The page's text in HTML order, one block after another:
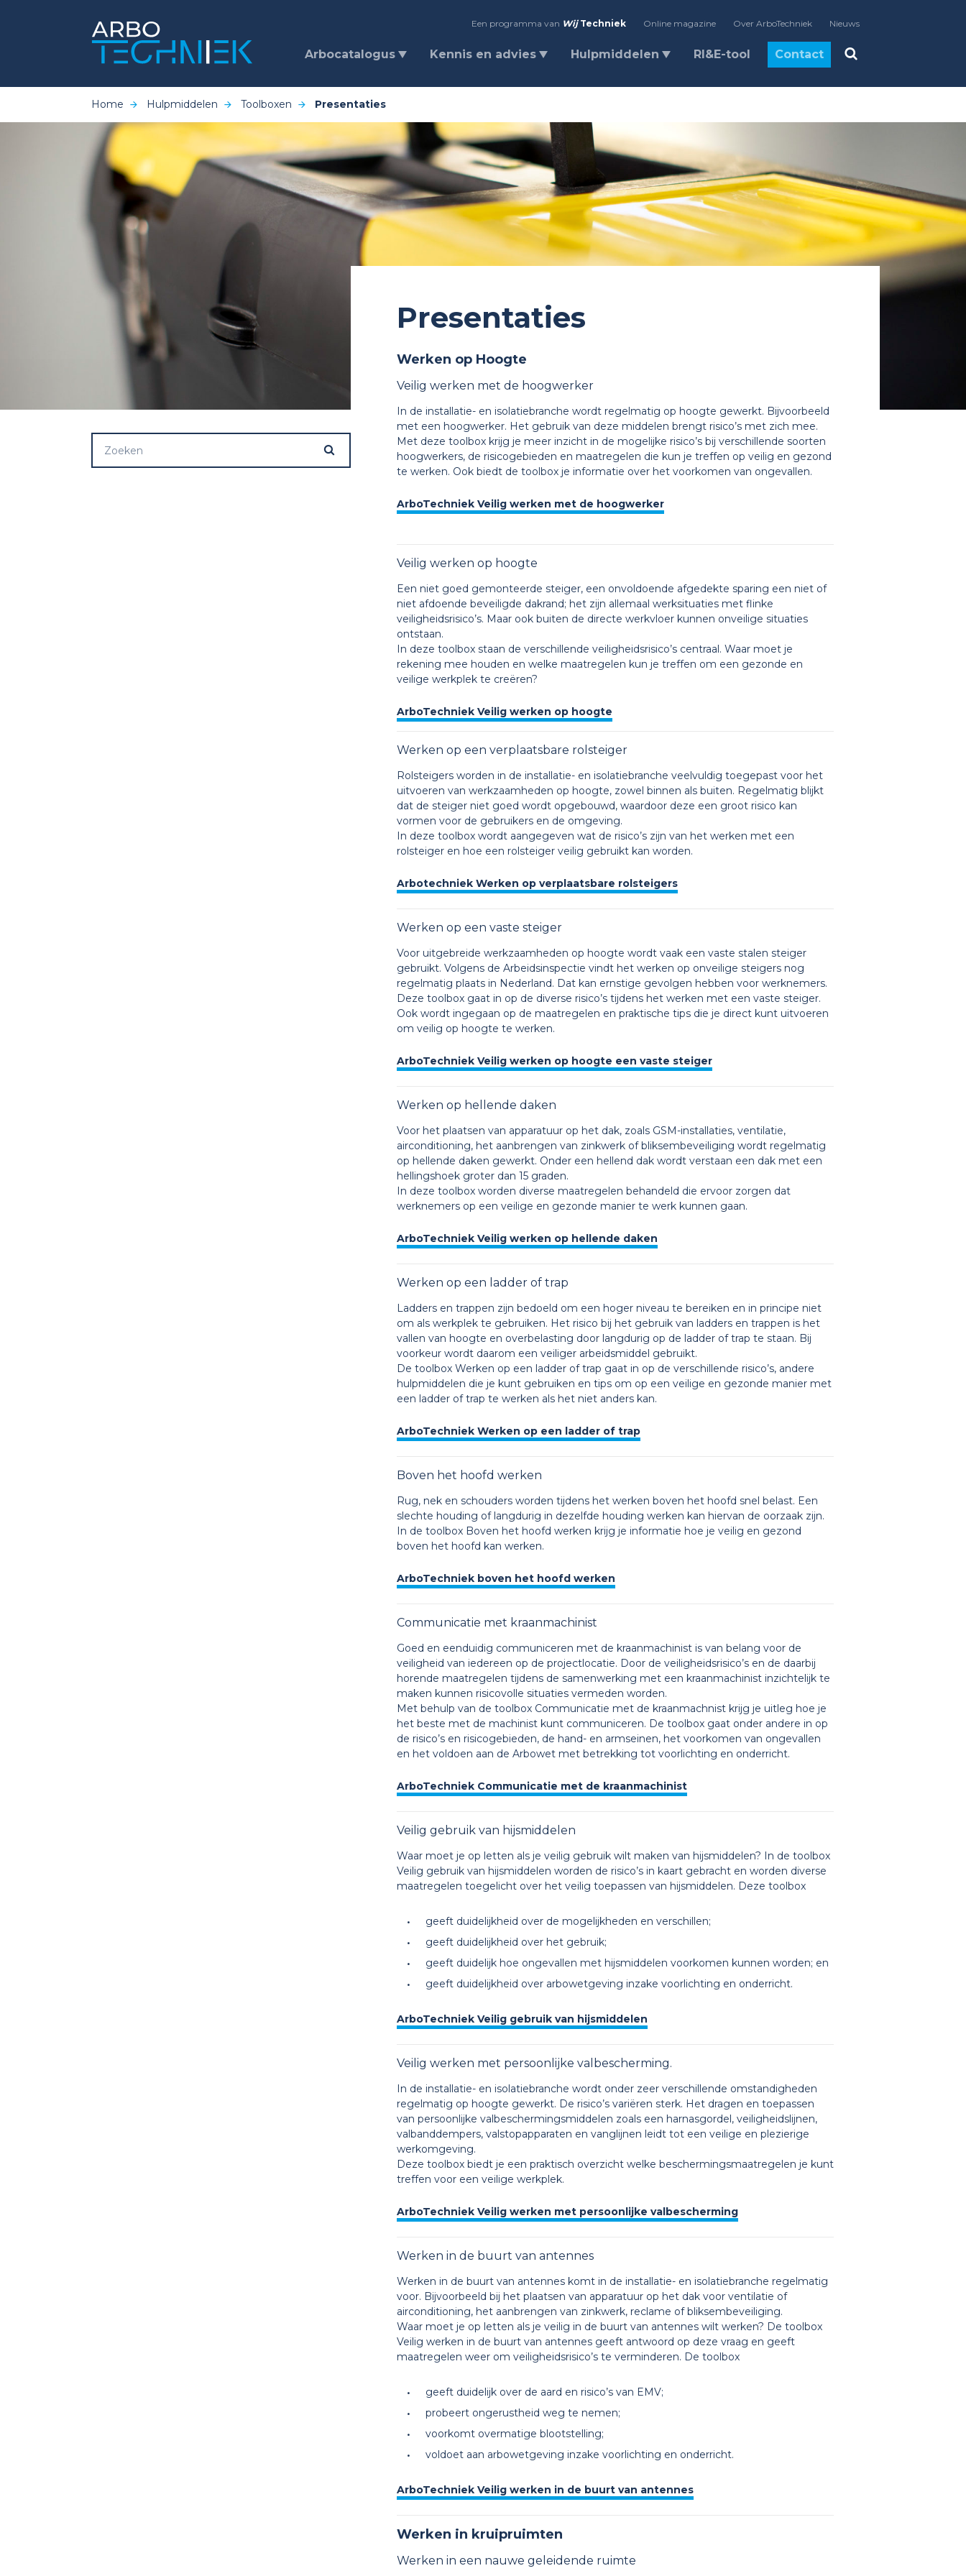
Een programma van Wij Techniek Online magazine Over ArboTechniek Nieuws
Arbocatalogus Kennis en advies Hulpmiddelen RI&E-tool Contact
Home Hulpmiddelen Toolboxen Presentaties
Presentaties
Werken op Hoogte
Veilig werken met de hoogwerker
In de installatie- en isolatiebranche wordt regelmatig op hoogte gewerkt. Bijvoorbeeld
met een hoogwerker. Het gebruik van deze middelen brengt risico’s met zich mee.
Met deze toolbox krijg je meer inzicht in de mogelijke risico’s bij verschillende soorten
hoogwerkers, de risicogebieden en maatregelen die kun je treffen op veilig en gezond
te werken. Ook biedt de toolbox je informatie over het voorkomen van ongevallen.
ArboTechniek Veilig werken met de hoogwerker
Veilig werken op hoogte
Een niet goed gemonteerde steiger, een onvoldoende afgedekte sparing een niet of
niet afdoende beveiligde dakrand; het zijn allemaal werksituaties met flinke
veiligheidsrisico’s. Maar ook buiten de directe werkvloer kunnen onveilige situaties
ontstaan.
In deze toolbox staan de verschillende veiligheidsrisico’s centraal. Waar moet je
rekening mee houden en welke maatregelen kun je treffen om een gezonde en
veilige werkplek te creëren?
ArboTechniek Veilig werken op hoogte
Werken op een verplaatsbare rolsteiger
Rolsteigers worden in de installatie- en isolatiebranche veelvuldig toegepast voor het
uitvoeren van werkzaamheden op hoogte, zowel binnen als buiten. Regelmatig blijkt
dat de steiger niet goed wordt opgebouwd, waardoor deze een groot risico kan
vormen voor de gebruikers en de omgeving.
In deze toolbox wordt aangegeven wat de risico’s zijn van het werken met een
rolsteiger en hoe een rolsteiger veilig gebruikt kan worden.
Arbotechniek Werken op verplaatsbare rolsteigers
Werken op een vaste steiger
Voor uitgebreide werkzaamheden op hoogte wordt vaak een vaste stalen steiger
gebruikt. Volgens de Arbeidsinspectie vindt het werken op onveilige steigers nog
regelmatig plaats in Nederland. Dat kan ernstige gevolgen hebben voor werknemers.
Deze toolbox gaat in op de diverse risico’s tijdens het werken met een vaste steiger.
Ook wordt ingegaan op de maatregelen en praktische tips die je direct kunt uitvoeren
om veilig op hoogte te werken.
ArboTechniek Veilig werken op hoogte een vaste steiger
Werken op hellende daken
Voor het plaatsen van apparatuur op het dak, zoals GSM-installaties, ventilatie,
airconditioning, het aanbrengen van zinkwerk of bliksembeveiliging wordt regelmatig
op hellende daken gewerkt. Onder een hellend dak wordt verstaan een dak met een
hellingshoek groter dan 15 graden.
In deze toolbox worden diverse maatregelen behandeld die ervoor zorgen dat
werknemers op een veilige en gezonde manier te werk kunnen gaan.
ArboTechniek Veilig werken op hellende daken
Werken op een ladder of trap
Ladders en trappen zijn bedoeld om een hoger niveau te bereiken en in principe niet
om als werkplek te gebruiken. Het risico bij het gebruik van ladders en trappen is het
vallen van hoogte en overbelasting door langdurig op de ladder of trap te staan. Bij
voorkeur wordt daarom een veiliger arbeidsmiddel gebruikt.
De toolbox Werken op een ladder of trap gaat in op de verschillende risico’s, andere
hulpmiddelen die je kunt gebruiken en tips om op een veilige en gezonde manier met
een ladder of trap te werken als het niet anders kan.
ArboTechniek Werken op een ladder of trap
Boven het hoofd werken
Rug, nek en schouders worden tijdens het werken boven het hoofd snel belast. Een
slechte houding of langdurig in dezelfde houding werken kan hiervan de oorzaak zijn.
In de toolbox Boven het hoofd werken krijg je informatie hoe je veilig en gezond
boven het hoofd kan werken.
ArboTechniek boven het hoofd werken
Communicatie met kraanmachinist
Goed en eenduidig communiceren met de kraanmachinist is van belang voor de
veiligheid van iedereen op de projectlocatie. Door de veiligheidsrisico’s en de daarbij
horende maatregelen tijdens de samenwerking met een kraanmachinist inzichtelijk te
maken kunnen risicovolle situaties vermeden worden.
Met behulp van de toolbox Communicatie met de kraanmachnist krijg je uitleg hoe je
het beste met de machinist kunt communiceren. De toolbox gaat onder andere in op
de risico’s en risicogebieden, de hand- en armseinen, het voorkomen van ongevallen
en het voldoen aan de Arbowet met betrekking tot voorlichting en onderricht.
ArboTechniek Communicatie met de kraanmachinist
Veilig gebruik van hijsmiddelen
Waar moet je op letten als je veilig gebruik wilt maken van hijsmiddelen? In de toolbox
Veilig gebruik van hijsmiddelen worden de risico’s in kaart gebracht en worden diverse
maatregelen toegelicht over het veilig toepassen van hijsmiddelen. Deze toolbox
geeft duidelijkheid over de mogelijkheden en verschillen;
geeft duidelijkheid over het gebruik;
geeft duidelijk hoe ongevallen met hijsmiddelen voorkomen kunnen worden; en
geeft duidelijkheid over arbowetgeving inzake voorlichting en onderricht.
ArboTechniek Veilig gebruik van hijsmiddelen
Veilig werken met persoonlijke valbescherming.
In de installatie- en isolatiebranche wordt onder zeer verschillende omstandigheden
regelmatig op hoogte gewerkt. De risico’s variëren sterk. Het dragen en toepassen
van persoonlijke valbeschermingsmiddelen zoals een harnasgordel, veiligheidslijnen,
valbanddempers, valstopapparaten en vanglijnen leidt tot een veilige en plezierige
werkomgeving.
Deze toolbox biedt je een praktisch overzicht welke beschermingsmaatregelen je kunt
treffen voor een veilige werkplek.
ArboTechniek Veilig werken met persoonlijke valbescherming
Werken in de buurt van antennes
Werken in de buurt van antennes komt in de installatie- en isolatiebranche regelmatig
voor. Bijvoorbeeld bij het plaatsen van apparatuur op het dak voor ventilatie of
airconditioning, het aanbrengen van zinkwerk, reclame of bliksembeveiliging.
Waar moet je op letten als je veilig in de buurt van antennes wilt werken? De toolbox
Veilig werken in de buurt van antennes geeft antwoord op deze vraag en geeft
maatregelen weer om veiligheidsrisico’s te verminderen. De toolbox
geeft duidelijk over de aard en risico’s van EMV;
probeert ongerustheid weg te nemen;
voorkomt overmatige blootstelling;
voldoet aan arbowetgeving inzake voorlichting en onderricht.
ArboTechniek Veilig werken in de buurt van antennes
Werken in kruipruimten
Werken in een nauwe geleidende ruimte